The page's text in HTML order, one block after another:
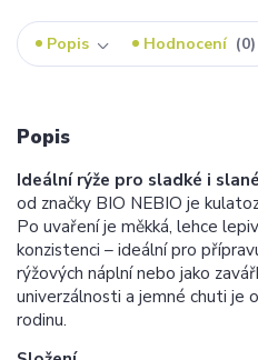
Popis Hodnocení 0
Popis
Ideální rýže pro sladké i
od značky BIO NEBIO je
Po uvaření je měkká, lehce
konzistenci – ideální pro
rýžových náplní nebo jako
univerzálnosti a jemné chuti je
rodinu.